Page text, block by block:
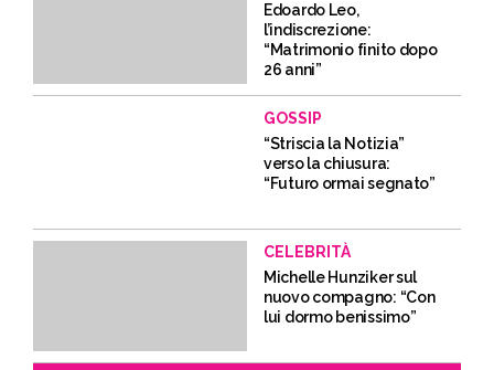
Edoardo Leo,
l’indiscrezione:
“Matrimonio finito dopo
26 anni”
GOSSIP
“Striscia la Notizia”
verso la chiusura:
“Futuro ormai segnato”
CELEBRITÀ
Michelle Hunziker sul
nuovo compagno: “Con
lui dormo benissimo”